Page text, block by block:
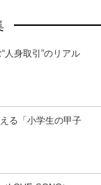
人身取引”のリアル
る「小学生の甲子